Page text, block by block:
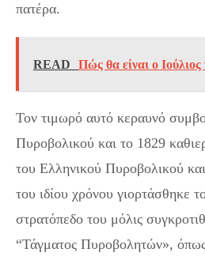
πατέρα.
READ Πώς θα είναι ο
Τον τιμωρό αυτό κεραυνό
Πυροβολικού και το 1829
του Ελληνικού Πυροβολικού
του ιδίου χρόνου γιορτάσθηκε
στρατόπεδο του μόλις
“Τάγματος Πυροβολητών»,